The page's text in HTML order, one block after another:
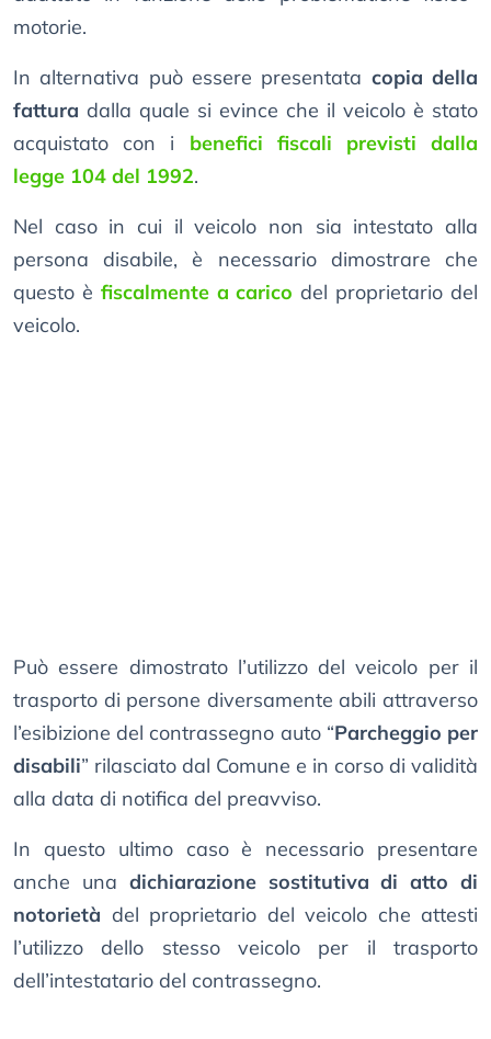
motorie.
In alternativa può essere presentata copia della
fattura dalla quale si evince che il veicolo è stato
acquistato con i benefici fiscali previsti dalla
legge 104 del 1992.
Nel caso in cui il veicolo non sia intestato alla
persona disabile, è necessario dimostrare che
questo è fiscalmente a carico del proprietario del
veicolo.
Può essere dimostrato l’utilizzo del veicolo per il
trasporto di persone diversamente abili attraverso
l’esibizione del contrassegno auto “Parcheggio per
disabili” rilasciato dal Comune e in corso di validità
alla data di notifica del preavviso.
In questo ultimo caso è necessario presentare
anche una dichiarazione sostitutiva di atto di
notorietà del proprietario del veicolo che attesti
l’utilizzo dello stesso veicolo per il trasporto
dell’intestatario del contrassegno.